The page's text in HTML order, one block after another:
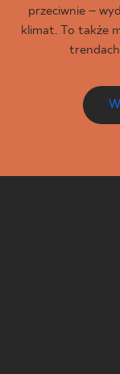
przeciwnie –
klimat. To także